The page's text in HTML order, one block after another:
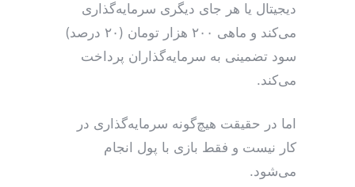
دیجیتال یا هر جای دیگری سرمایه‌گذاری
می‌کند و ماهی ۲۰۰ هزار تومان (۲۰ درصد)
سود تضمینی به سرمایه‌گذاران پرداخت
می‌کند.
اما در حقیقت هیچ‌گونه سرمایه‌گذاری در
کار نیست و فقط بازی با پول انجام
می‌شود.